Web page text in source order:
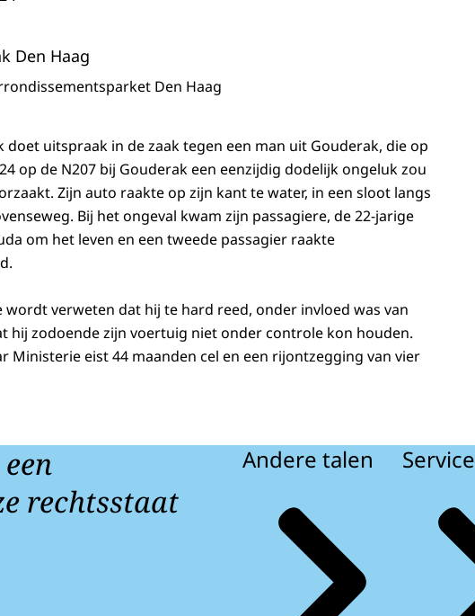
Den Haag
Den Haag
doet uitspraak in de zaak tegen een man uit Gouderak, die op
op de N207 bij Gouderak een eenzijdig dodelijk ongeluk zou
Zijn auto raakte op zijn kant te water, in een sloot langs
Bij het ongeval kwam zijn passagiere, de 22-jarige
om het leven en een tweede passagier raakte
wordt verweten dat hij te hard reed, onder invloed was van
hij zodoende zijn voertuig niet onder controle kon houden.
Ministerie eist 44 maanden cel en een rijontzegging van vier
rechtsstaat
Andere talen Service